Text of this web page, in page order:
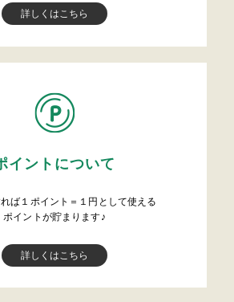
詳しくはこちら
イントについて
ば１ポイント＝１円として使える
ポイントが貯まります♪
詳しくはこちら